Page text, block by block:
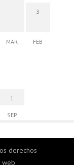
MAR
3
FEB
1
SEP
derechos
web